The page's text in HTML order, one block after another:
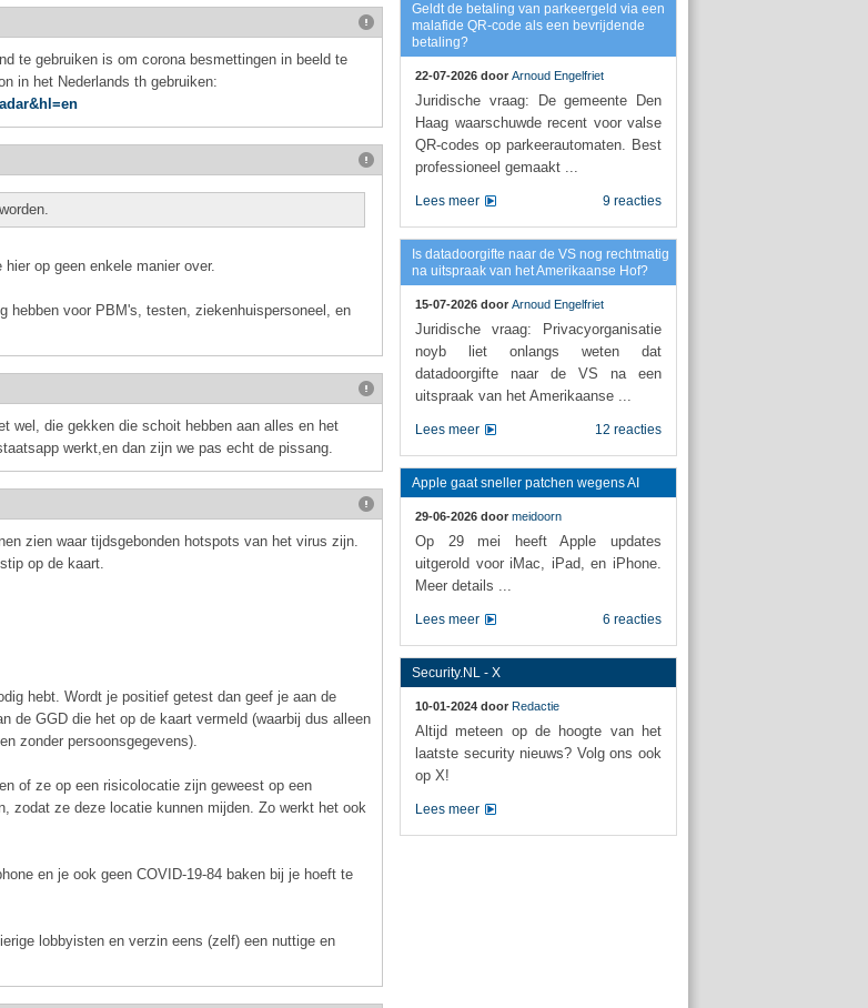
te gebruiken is om corona besmettingen in beeld te
in het Nederlands th gebruiken:
op geen enkele manier over.
hebben voor PBM's, testen, ziekenhuispersoneel, en
wel, die gekken die schoit hebben aan alles en het
werkt,en dan zijn we pas echt de pissang.
zien waar tijdsgebonden hotspots van het virus zijn.
op de kaart.
hebt. Wordt je positief getest dan geef je aan de
de GGD die het op de kaart vermeld (waarbij dus alleen
zonder persoonsgegevens).
of ze op een risicolocatie zijn geweest op een
zodat ze deze locatie kunnen mijden. Zo werkt het ook
en je ook geen COVID-19-84 baken bij je hoeft te
lobbyisten en verzin eens (zelf) een nuttige en
Geldt de betaling van parkeergeld via een
malafide QR-code als een bevrijdende
betaling?
22-07-2026 door Arnoud Engelfriet
Juridische vraag: De gemeente Den
Haag waarschuwde recent voor valse
QR-codes op parkeerautomaten. Best
professioneel gemaakt ...
9 reacties
Lees meer
Is datadoorgifte naar de VS nog rechtmatig
na uitspraak van het Amerikaanse Hof?
15-07-2026 door Arnoud Engelfriet
Juridische vraag: Privacyorganisatie
noyb liet onlangs weten dat
datadoorgifte naar de VS na een
uitspraak van het Amerikaanse ...
12 reacties
Lees meer
Apple gaat sneller patchen wegens AI
29-06-2026 door meidoorn
Op 29 mei heeft Apple updates
uitgerold voor iMac, iPad, en iPhone.
Meer details ...
6 reacties
Lees meer
Security.NL - X
10-01-2024 door Redactie
Altijd meteen op de hoogte van het
laatste security nieuws? Volg ons ook
op X!
Lees meer